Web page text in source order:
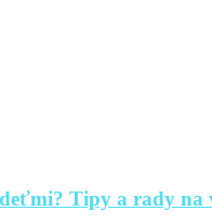
Tipy a rady na